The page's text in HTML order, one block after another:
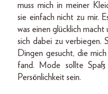
muss mich in meiner
sie einfach nicht zu mir.
was einen glücklich macht
sich dabei zu verbiegen.
Dingen gesucht, die
fand. Mode sollte
Persönlichkeit sein.